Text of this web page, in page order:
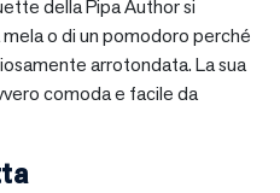
della Pipa Author si
mela o di un pomodoro perché
arrotondata. La sua
comoda e facile da